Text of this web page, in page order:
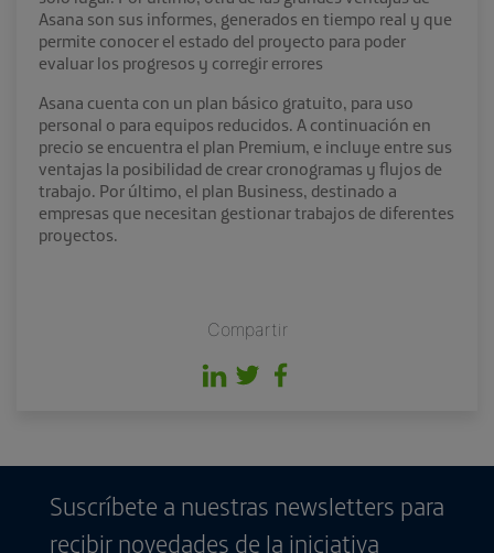
Asana son sus informes, generados en tiempo real y que
permite conocer el estado del proyecto para poder
evaluar los progresos y corregir errores
Asana cuenta con un plan básico gratuito, para uso
personal o para equipos reducidos. A continuación en
precio se encuentra el plan Premium, e incluye entre sus
ventajas la posibilidad de crear cronogramas y flujos de
trabajo. Por último, el plan Business, destinado a
empresas que necesitan gestionar trabajos de diferentes
proyectos.
Compartir
Suscríbete a nuestras newsletters para
recibir novedades de la iniciativa